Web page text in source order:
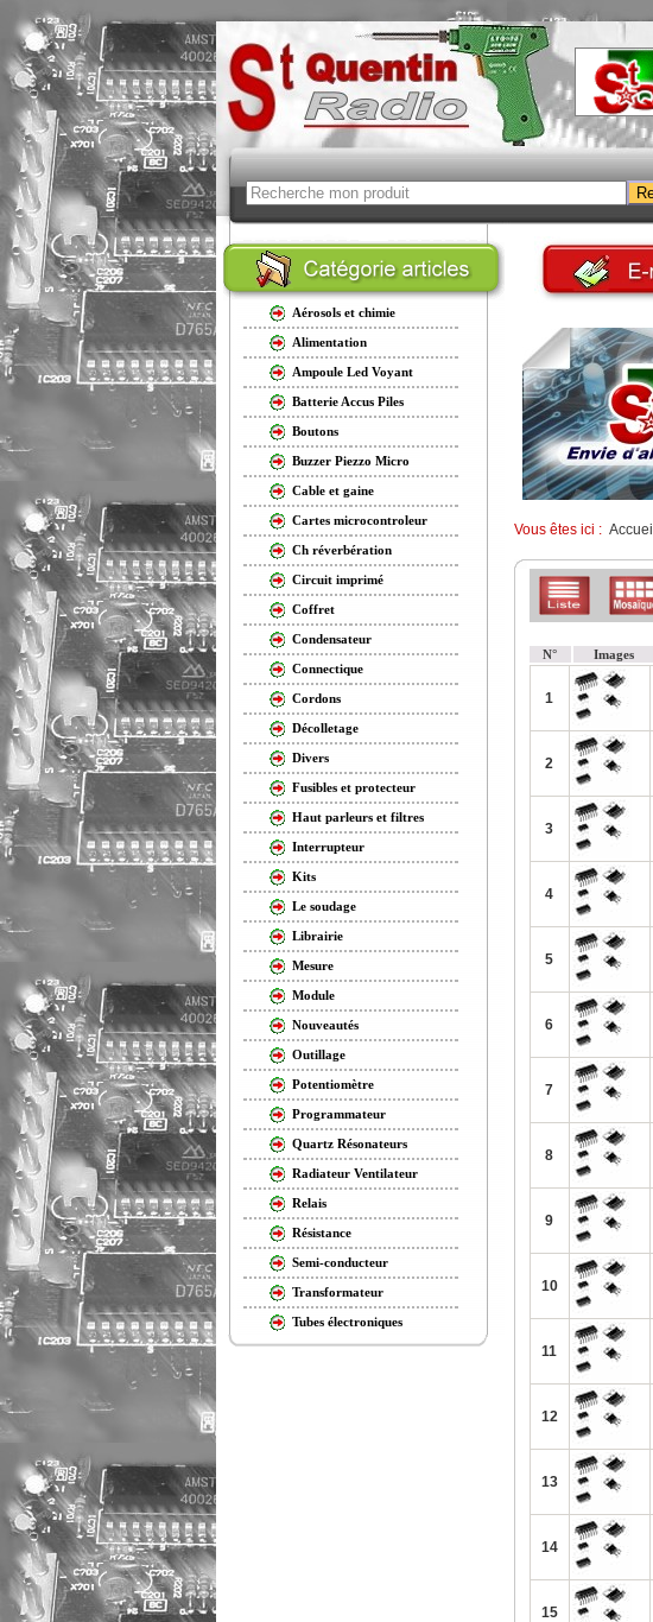
Aérosols et chimie
Alimentation
Ampoule Led Voyant
Batterie Accus Piles
Boutons
Buzzer Piezzo Micro
Cable et gaine
Cartes microcontroleur
Ch réverbération
Circuit imprimé
Coffret
Condensateur
Connectique
Cordons
Décolletage
Divers
Fusibles et protecteur
Haut parleurs et filtres
Interrupteur
Kits
Le soudage
Librairie
Mesure
Module
Nouveautés
Outillage
Potentiomètre
Programmateur
Quartz Résonateurs
Radiateur Ventilateur
Relais
Résistance
Semi-conducteur
Transformateur
Tubes électroniques
Vous êtes ici : Accueil
N° Images
1
2
3
4
5
6
7
8
9
10
11
12
13
14
15